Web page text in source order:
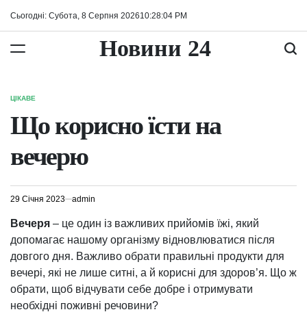
Сьогодні: Субота, 8 Серпня 202610:28:05 PM
Новини 24
ОПУБЛІКУВАТИ
ЦІКАВЕ
Що корисно їсти на
вечерю
29 Січня 2023 admin
Вечеря – це один із важливих прийомів їжі, який
допомагає нашому організму відновлюватися після
довгого дня. Важливо обрати правильні продукти для
вечері, які не лише ситні, а й корисні для здоров’я. Що ж
обрати, щоб відчувати себе добре і отримувати
необхідні поживні речовини?